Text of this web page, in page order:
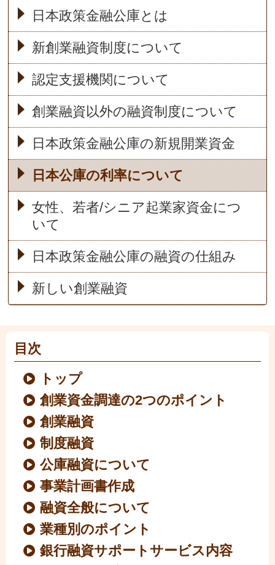
日本政策金融公庫とは
新創業融資制度について
認定支援機関について
創業融資以外の融資制度について
日本政策金融公庫の新規開業資金
日本公庫の利率について
女性、若者/シニア起業家資金につ
いて
日本政策金融公庫の融資の仕組み
新しい創業融資
目次
トップ
創業資金調達の2つのポイント
創業融資
制度融資
公庫融資について
事業計画書作成
融資全般について
業種別のポイント
銀行融資サポートサービス内容